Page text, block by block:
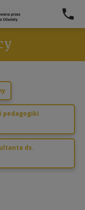
pedagogiki
ds.